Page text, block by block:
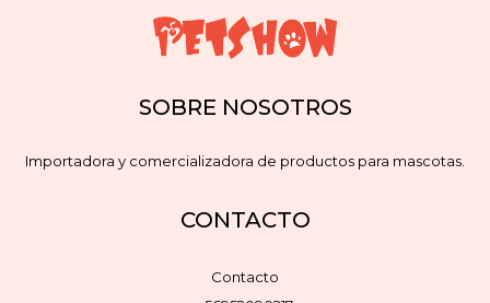
SOBRE NOSOTROS
Importadora y comercializadora de productos para mascotas.
CONTACTO
Contacto